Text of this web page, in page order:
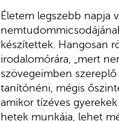
Életem legszebb napja
készítettek. Hangosan
irodalomórára, „mert
szövegeimben
tanítónéni, mégis
amikor tízéves
hetek munkája, lehet